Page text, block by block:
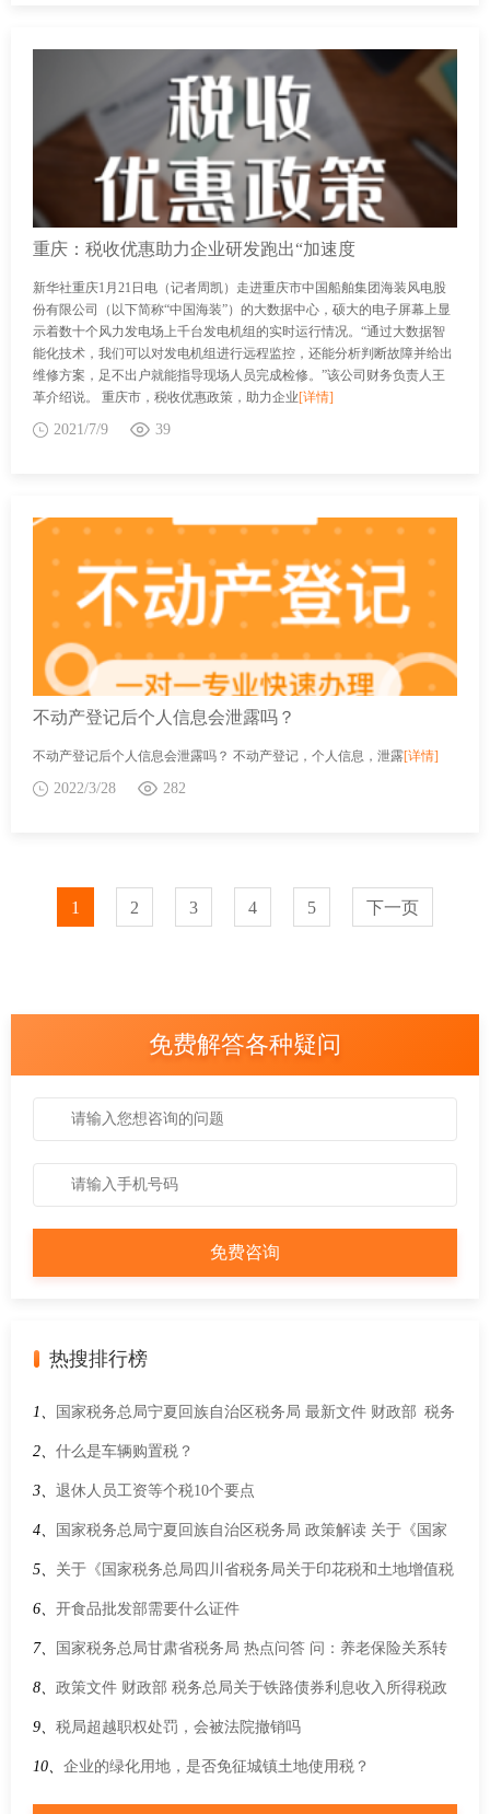
重庆：税收优惠助力企业研发跑出“加速度
新华社重庆1月21日电（记者周凯）走进重庆市中国船舶集团海装风电股
份有限公司（以下简称“中国海装”）的大数据中心，硕大的电子屏幕上显
示着数十个风力发电场上千台发电机组的实时运行情况。“通过大数据智
能化技术，我们可以对发电机组进行远程监控，还能分析判断故障并给出
维修方案，足不出户就能指导现场人员完成检修。”该公司财务负责人王
革介绍说。 重庆市，税收优惠政策，助力企业[详情]
2021/7/9 39
不动产登记后个人信息会泄露吗？
不动产登记后个人信息会泄露吗？ 不动产登记，个人信息，泄露[详情]
2022/3/28 282
1 2 3 4 5 下一页
免费解答各种疑问
热搜排行榜
1、 国家税务总局宁夏回族自治区税务局 最新文件 财政部 税务
总局关于法律援助补贴有关税收政策的公告
2、 什么是车辆购置税？
3、 退休人员工资等个税10个要点
4、 国家税务总局宁夏回族自治区税务局 政策解读 关于《国家
税务总局关于进一步落实支持个体工商户发展 个人所得税优惠
政策有关事项的公告》的解读
5、 关于《国家税务总局四川省税务局关于印花税和土地增值税
有关申报纳税期限的公告》的解读
6、 开食品批发部需要什么证件
7、 国家税务总局甘肃省税务局 热点问答 问：养老保险关系转
移有时间限制吗？
8、 政策文件 财政部 税务总局关于铁路债券利息收入所得税政
策的公告
9、 税局超越职权处罚，会被法院撤销吗
10、 企业的绿化用地，是否免征城镇土地使用税？